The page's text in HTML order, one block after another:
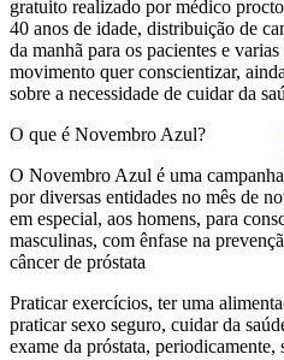
gratuito realizado por médico
40 anos de idade, distribuição de
da manhã para os pacientes e
movimento quer conscientizar,
sobre a necessidade de cuidar da
O que é Novembro Azul?
O Novembro Azul é uma
por diversas entidades no mês de
em especial, aos homens, para
masculinas, com ênfase na
câncer de próstata
Praticar exercícios, ter uma
praticar sexo seguro, cuidar da
exame da próstata,